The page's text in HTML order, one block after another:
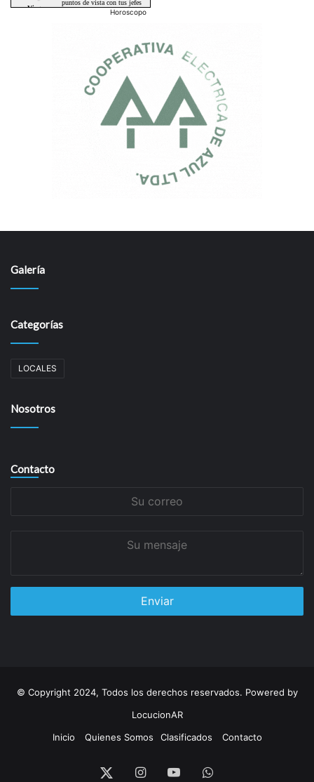
Horoscopo
Galería
Categorías
LOCALES
Nosotros
Contacto
© Copyright 2024, Todos los derechos reservados. Powered by
LocucionAR
Inicio
Quienes Somos Clasificados Contacto
TwitterInstagramYoutubeWhatsapp